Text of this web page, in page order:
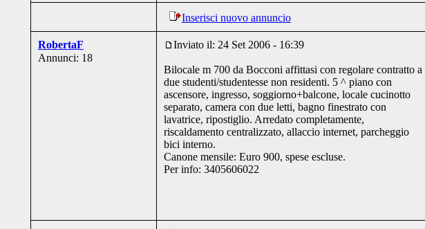
Inserisci nuovo annuncio
RobertaF
Annunci: 18
Inviato il: 24 Set 2006 - 16:39
Bilocale m 700 da Bocconi affittasi con regolare contratto a
due studenti/studentesse non residenti. 5 ^ piano con
ascensore, ingresso, soggiorno+balcone, locale cucinotto
separato, camera con due letti, bagno finestrato con
lavatrice, ripostiglio. Arredato completamente,
riscaldamento centralizzato, allaccio internet, parcheggio
bici interno.
Canone mensile: Euro 900, spese escluse.
Per info: 3405606022